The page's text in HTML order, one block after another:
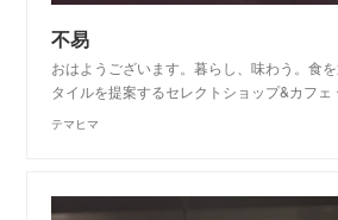
不易
おはようございます。暮らし、味わう。食
タイルを提案するセレクトショップ&カフェ
テマヒマ